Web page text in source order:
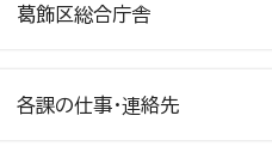
葛飾区総合庁舎
各課の仕事・連絡先